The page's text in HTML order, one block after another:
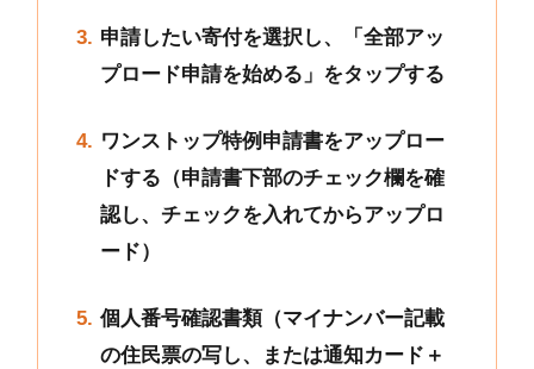
申請したい寄付を選択し、「全部アッ
プロード申請を始める」をタップする
ワンストップ特例申請書をアップロー
ドする（申請書下部のチェック欄を確
認し、チェックを入れてからアップロ
ード）
個人番号確認書類（マイナンバー記載
の住民票の写し、または通知カード＋